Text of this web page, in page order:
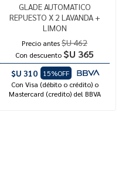
GLADE AUTOMATICO
REPUESTO X 2 LAVANDA +
LIMON
Precio antes$U 462
Con descuento $U 365
$U 310
15%OFF
Con Visa (débito o crédito) o
Mastercard (credito) del BBVA